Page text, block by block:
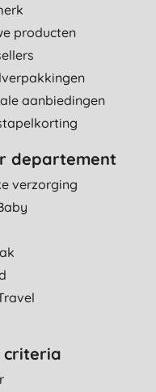
producten
aanbiedingen
departement
verzorging
criteria